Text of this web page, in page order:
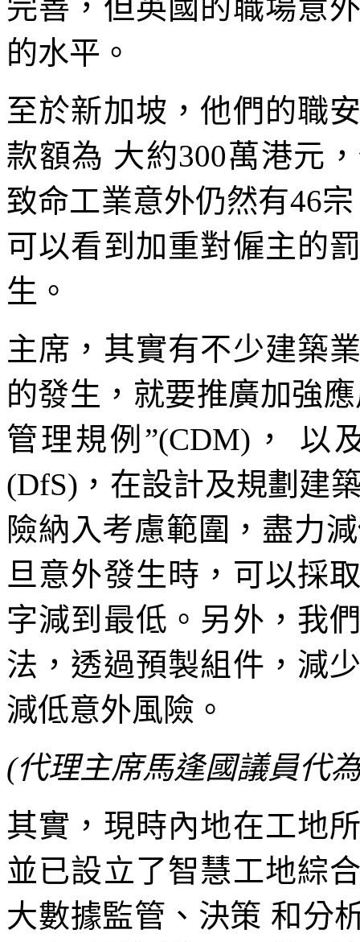
完善，但英國的職場意
的水平。
至於新加坡，他們的職
款額為 大約300萬港元
致命工業意外仍然有46
可以看到加重對僱主的
生。
主席，其實有不少建築
的發生，就要推廣加強
管理規例”(CDM)， 以
(DfS)，在設計及規劃建
險納入考慮範圍，盡力
旦意外發生時，可以採
字減到最低。另外，我
法，透過預製組件，減
減低意外風險。
(代理主席馬逢國議員代
其實，現時內地在工地
並已設立了智慧工地綜
大數據監管、決策 和分